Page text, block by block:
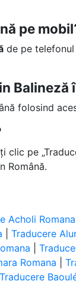
pe
de pe
Balineză
folosind
pe
Română.
Acholi Romana
|Traducere
|
Romana |
Traducere